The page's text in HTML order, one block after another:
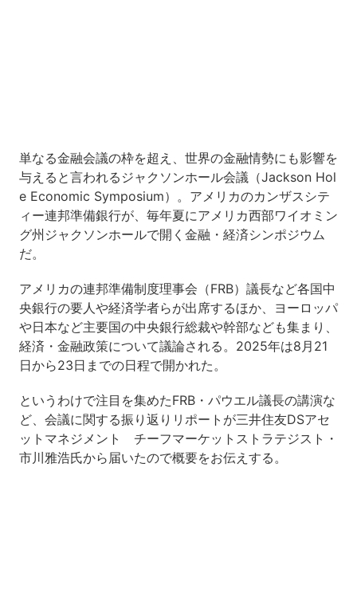
単なる金融会議の枠を超え、世界の金融情勢にも影響を
与えると言われるジャクソンホール会議（Jackson Hol
e Economic Symposium）。アメリカのカンザスシテ
ィー連邦準備銀行が、毎年夏にアメリカ西部ワイオミン
グ州ジャクソンホールで開く金融・経済シンポジウム
だ。
アメリカの連邦準備制度理事会（FRB）議長など各国中
央銀行の要人や経済学者らが出席するほか、ヨーロッパ
や日本など主要国の中央銀行総裁や幹部なども集まり、
経済・金融政策について議論される。2025年は8月21
日から23日までの日程で開かれた。
というわけで注目を集めたFRB・パウエル議長の講演な
ど、会議に関する振り返りリポートが三井住友DSアセ
ットマネジメント チーフマーケットストラテジスト・
市川雅浩氏から届いたので概要をお伝えする。